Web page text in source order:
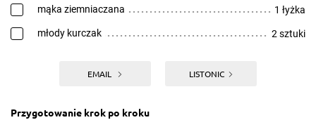
mąka ziemniaczana 1 łyżka
młody kurczak 2 sztuki
EMAIL LISTONIC
Przygotowanie krok po kroku